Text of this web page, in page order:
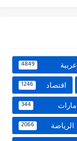
4849
اقتصاد 1246
344
الرياضة 2066